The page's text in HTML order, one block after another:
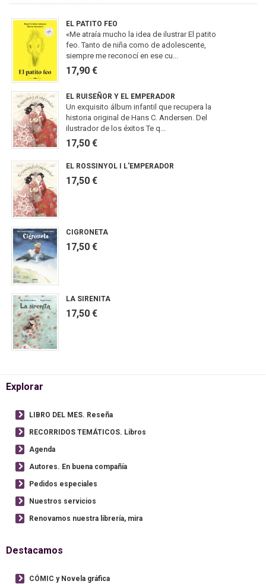
EL PATITO FEO
«Me atraía mucho la idea de ilustrar El patito
feo. Tanto de niña como de adolescente,
siempre me reconocí en ese cu...
17,90 €
EL RUISEÑOR Y EL EMPERADOR
Un exquisito álbum infantil que recupera la
historia original de Hans C. Andersen. Del
ilustrador de los éxitos Te q...
17,50 €
EL ROSSINYOL I L'EMPERADOR
17,50 €
CIGRONETA
17,50 €
LA SIRENITA
17,50 €
Explorar
LIBRO DEL MES. Reseña
RECORRIDOS TEMÁTICOS. Libros
Agenda
Autores. En buena compañía
Pedidos especiales
Nuestros servicios
Renovamos nuestra librería, mira
Destacamos
CÓMIC y Novela gráfica